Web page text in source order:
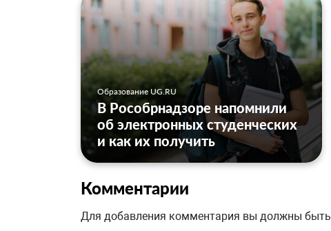
Образование UG.RU
В Рособрнадзоре напомнили
об электронных студенческих
и как их получить
Комментарии
Для добавления комментария вы должны быть